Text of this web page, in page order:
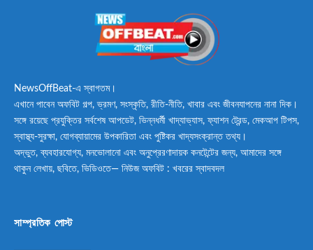
NewsOffBeat-এ স্বাগতম।
এখানে পাবেন অফবিট গল্প, ভ্রমণ, সংস্কৃতি, রীতি-নীতি, খাবার এবং জীবনযাপনের নানা দিক।
সঙ্গে রয়েছে প্রযুক্তির সর্বশেষ আপডেট, ভিন্নধর্মী খাদ্যাভ্যাস, ফ্যাশন ট্রেন্ড, মেকআপ টিপস,
স্বাস্থ্য-সুরক্ষা, যোগব্যায়ামের উপকারিতা এবং পুষ্টিকর খাদ্যসংক্রান্ত তথ্য।
অদ্ভুত, ব্যবহারযোগ্য, মনভোলানো এবং অনুপ্রেরণাদায়ক কনটেন্টের জন্য, আমাদের সঙ্গে
থাকুন লেখায়, ছবিতে, ভিডিওতে— নিউজ অফবিট : খবরের স্বাদবদল
সাম্প্রতিক পোস্ট